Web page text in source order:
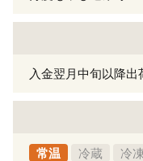
入金翌月中旬以降出
常温 冷蔵 冷凍